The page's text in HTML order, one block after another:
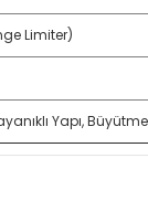
Limiter)
Yapı,